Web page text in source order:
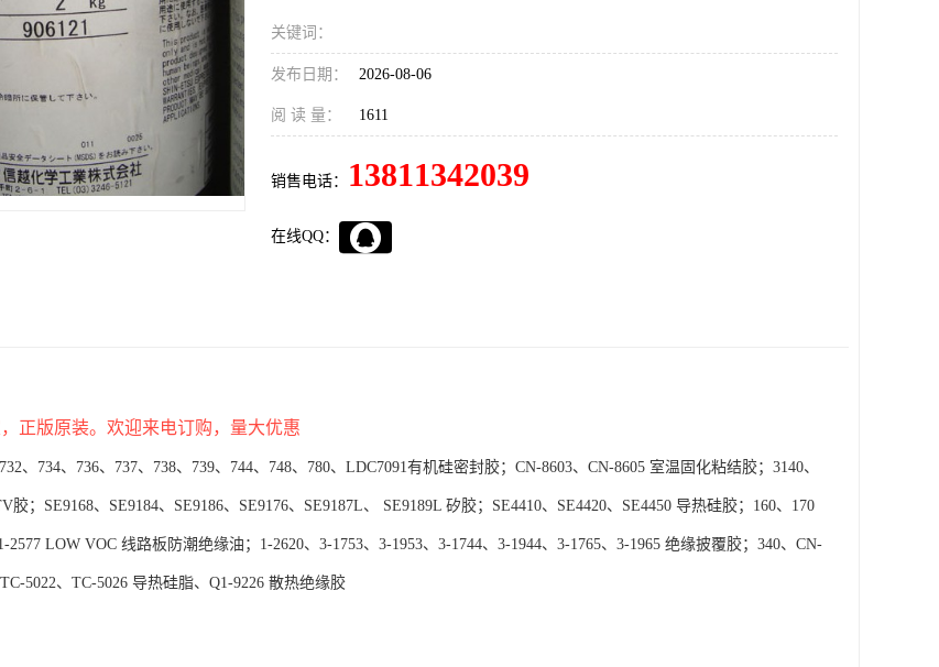
关键词：
发布日期： 2026-08-06
阅 读 量： 1611
销售电话： 13811342039
在线QQ：
正版原装。欢迎来电订购，量大优惠
、734、736、737、738、739、744、748、780、LDC7091有机硅密封胶；CN-8603、CN-8605 室温固化粘结胶；3140、
胶；SE9168、SE9184、SE9186、SE9176、SE9187L、 SE9189L 矽胶；SE4410、SE4420、SE4450 导热硅胶；160、170
2577 LOW VOC 线路板防潮绝缘油；1-2620、3-1753、3-1953、3-1744、3-1944、3-1765、3-1965 绝缘披覆胶；340、CN-
5022、TC-5026 导热硅脂、Q1-9226 散热绝缘胶